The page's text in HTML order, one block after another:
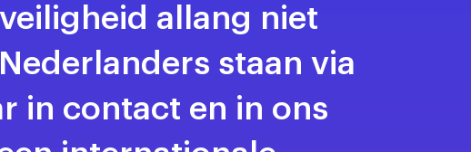
allang niet
staan via
in contact en in ons